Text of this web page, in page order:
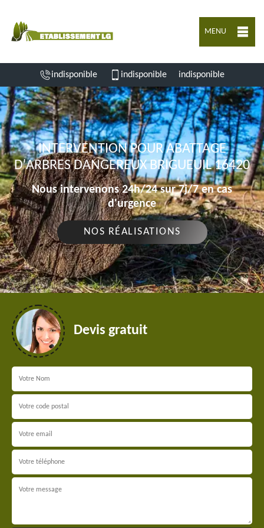
MENU
indisponible indisponible indisponible
INTERVENTION POUR ABATTAGE
D'ARBRES DANGEREUX BRIGUEUIL 16420
Nous intervenons 24h/24 sur 7j/7 en cas
d'urgence
NOS RÉALISATIONS
Devis gratuit